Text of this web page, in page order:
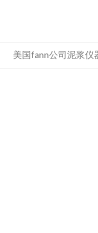
美国fann公司泥浆仪